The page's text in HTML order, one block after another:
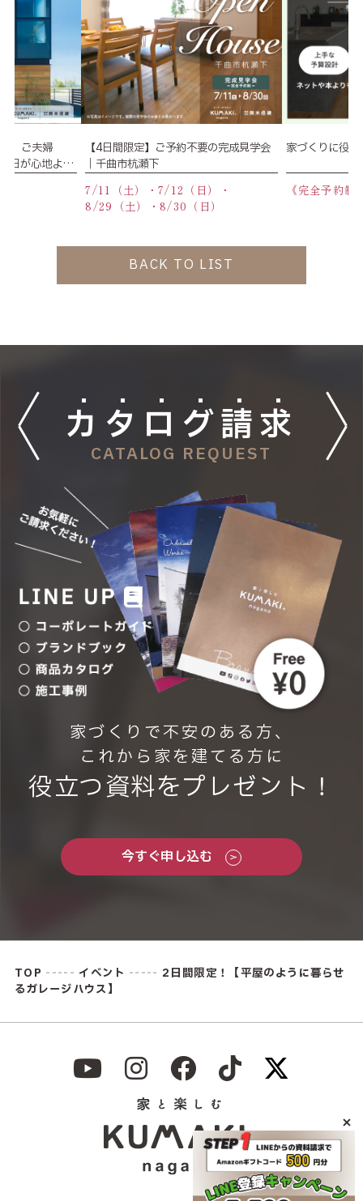
】ご夫婦
日が心地よい
【4日間限定】ご予約不要の完成見学会
｜千曲市杭瀬下
7/11（土）・7/12（日）・
8/29（土）・8/30（日）
家づくりに役
《完全予約制
BACK TO LIST
カ タ ロ グ請求
CATALOG REQUEST
家づくりで不安のある方、
これから家を建てる方に
役立つ資料をプレゼント！
今すぐ申し込む
TOP ----- イベント ----- 2日間限定！【平屋のように暮らせ
るガレージハウス】